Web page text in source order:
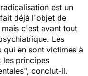
est un
déjà l'objet de
c'est avant tout
Les
qui en sont victimes à
les principes
conclut-il.